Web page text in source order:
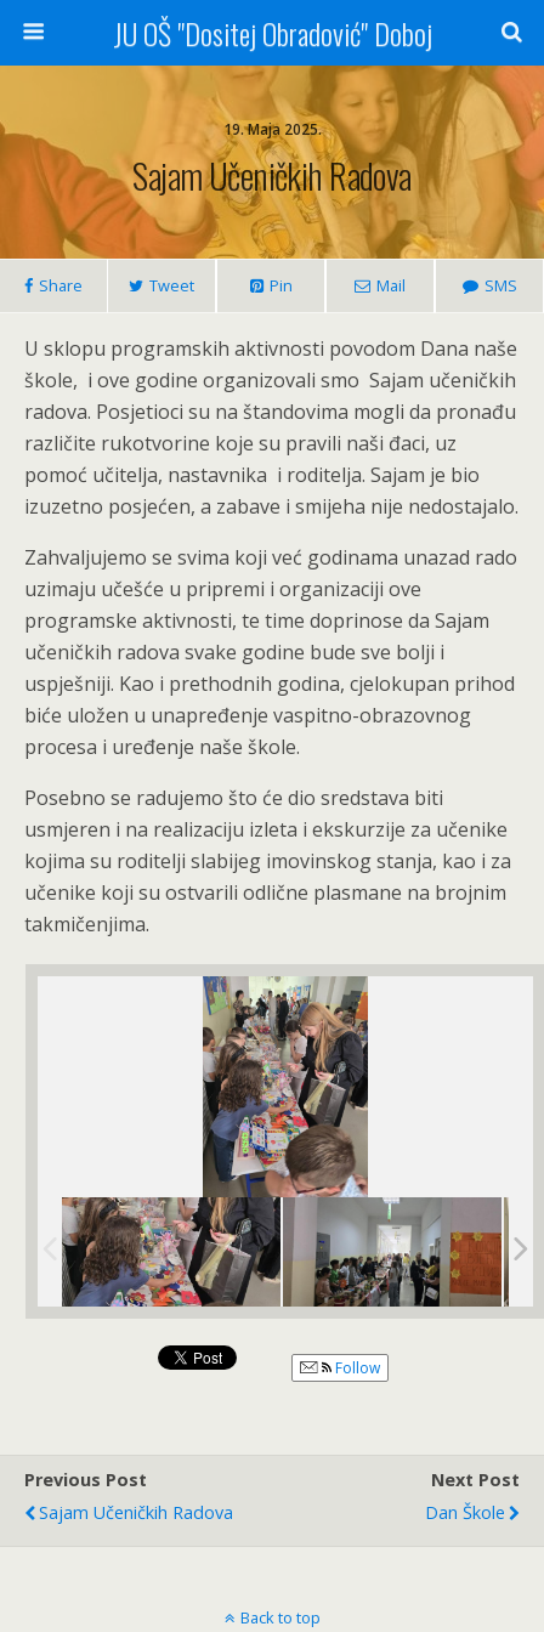
JU OŠ "Dositej Obradović" Doboj
19. Maja 2025.
Sajam Učeničkih Radova
Share Tweet Pin Mail SMS
U sklopu programskih aktivnosti povodom Dana naše
škole, i ove godine organizovali smo Sajam učeničkih
radova. Posjetioci su na štandovima mogli da pronađu
različite rukotvorine koje su pravili naši đaci, uz
pomoć učitelja, nastavnika i roditelja. Sajam je bio
izuzetno posjećen, a zabave i smijeha nije nedostajalo.
Zahvaljujemo se svima koji već godinama unazad rado
uzimaju učešće u pripremi i organizaciji ove
programske aktivnosti, te time doprinose da Sajam
učeničkih radova svake godine bude sve bolji i
uspješniji. Kao i prethodnih godina, cjelokupan prihod
biće uložen u unapređenje vaspitno-obrazovnog
procesa i uređenje naše škole.
Posebno se radujemo što će dio sredstava biti
usmjeren i na realizaciju izleta i ekskurzije za učenike
kojima su roditelji slabijeg imovinskog stanja, kao i za
učenike koji su ostvarili odlične plasmane na brojnim
takmičenjima.
Follow
Previous Post
Sajam Učeničkih Radova
Next Post
Dan Škole
Back to top